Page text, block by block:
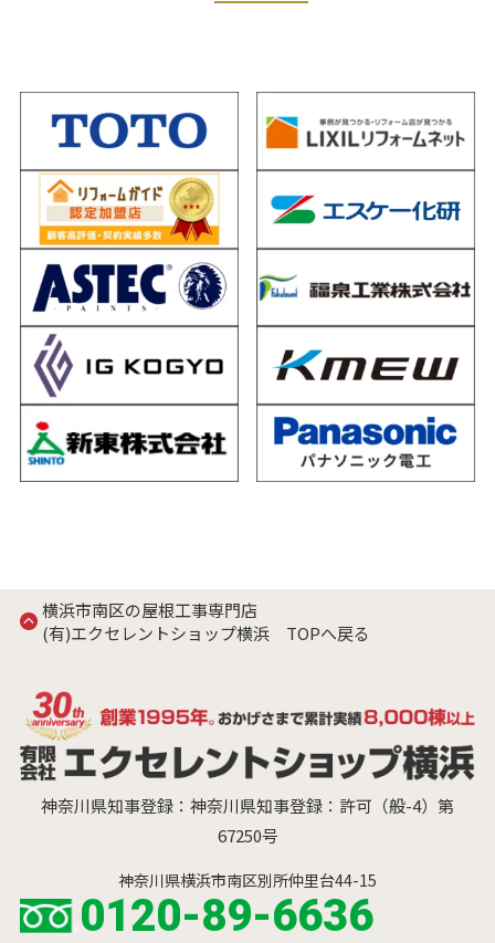
横浜市南区の屋根工事専門店
(有)エクセレントショップ横浜 TOPへ戻る
神奈川県知事登録：神奈川県知事登録：許可（般-4）第
67250号
神奈川県横浜市南区別所仲里台44-15
0120-89-6636